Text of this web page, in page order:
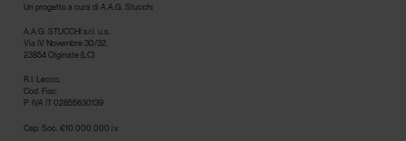
Un progetto a cura di A.A.G. Stucchi
A.A.G. STUCCHI s.r.l. u.s.
Via IV Novembre 30/32,
23854 Olginate (LC)
R.I. Lecco,
Cod. Fisc.
P. IVA IT 02855630139
Cap. Soc. €10.000.000 i.v.